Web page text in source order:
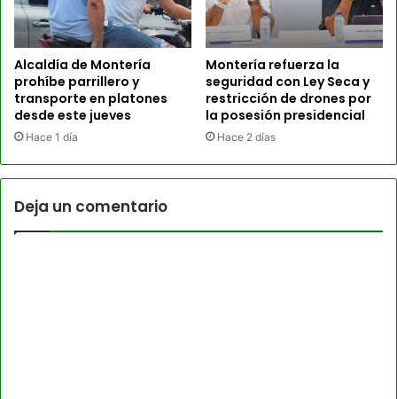
Alcaldía de Montería
prohíbe parrillero y
transporte en platones
desde este jueves
Hace 1 día
Montería refuerza la
seguridad con Ley Seca y
restricción de drones por
la posesión presidencial
Hace 2 días
Deja un comentario